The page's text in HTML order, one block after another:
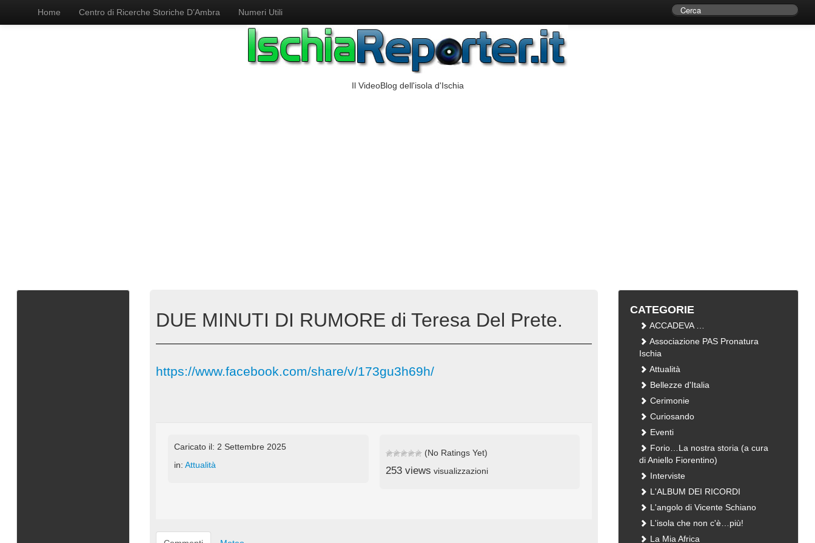
Home Centro di Ricerche Storiche D’Ambra Numeri Utili
Il VideoBlog dell'isola d'Ischia
DUE MINUTI DI RUMORE di Teresa Del Prete.
https://www.facebook.com/share/v/173gu3h69h/
Caricato il: 2 Settembre 2025
in:Attualità
(No Ratings Yet)
253 views visualizzazioni
CATEGORIE
ACCADEVA …
Associazione PAS Pronatura
Ischia
Attualità
Bellezze d'Italia
Cerimonie
Curiosando
Eventi
Forio…La nostra storia (a cura
di Aniello Fiorentino)
Interviste
L'ALBUM DEI RICORDI
L'angolo di Vicente Schiano
L'isola che non c'è…più!
La Mia Africa